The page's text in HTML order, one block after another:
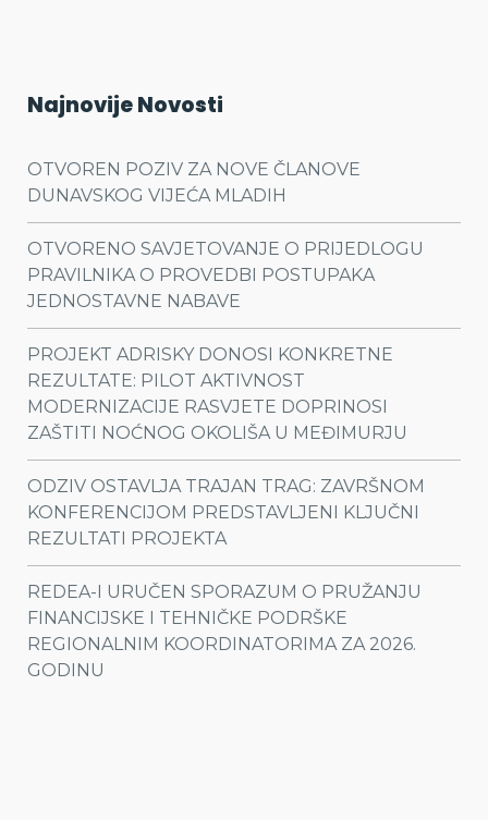
Najnovije Novosti
OTVOREN POZIV ZA NOVE ČLANOVE
DUNAVSKOG VIJEĆA MLADIH
OTVORENO SAVJETOVANJE O PRIJEDLOGU
PRAVILNIKA O PROVEDBI POSTUPAKA
JEDNOSTAVNE NABAVE
PROJEKT ADRISKY DONOSI KONKRETNE
REZULTATE: PILOT AKTIVNOST
MODERNIZACIJE RASVJETE DOPRINOSI
ZAŠTITI NOĆNOG OKOLIŠA U MEĐIMURJU
ODZIV OSTAVLJA TRAJAN TRAG: ZAVRŠNOM
KONFERENCIJOM PREDSTAVLJENI KLJUČNI
REZULTATI PROJEKTA
REDEA-I URUČEN SPORAZUM O PRUŽANJU
FINANCIJSKE I TEHNIČKE PODRŠKE
REGIONALNIM KOORDINATORIMA ZA 2026.
GODINU